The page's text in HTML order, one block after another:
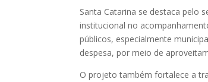
Santa Catarina se destaca pelo
institucional no
públicos, especialmente
despesa, por meio de
O projeto também fortalece a